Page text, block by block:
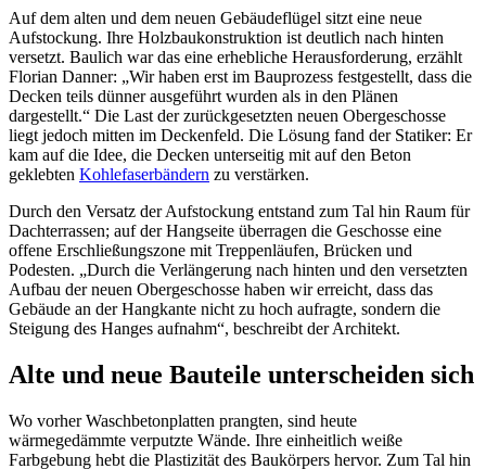
Auf dem alten und dem neuen Gebäudeflügel sitzt eine neue
Aufstockung. Ihre Holzbaukonstruktion ist deutlich nach hinten
versetzt. Baulich war das eine erhebliche Herausforderung, erzählt
Florian Danner: „Wir haben erst im Bauprozess festgestellt, dass die
Decken teils dünner ausgeführt wurden als in den Plänen
dargestellt.“ Die Last der zurückgesetzten neuen Obergeschosse
liegt jedoch mitten im Deckenfeld. Die Lösung fand der Statiker: Er
kam auf die Idee, die Decken unterseitig mit auf den Beton
geklebten Kohlefaserbändern zu verstärken.
Durch den Versatz der Aufstockung entstand zum Tal hin Raum für
Dachterrassen; auf der Hangseite überragen die Geschosse eine
offene Erschließungszone mit Treppenläufen, Brücken und
Podesten. „Durch die Verlängerung nach hinten und den versetzten
Aufbau der neuen Obergeschosse haben wir erreicht, dass das
Gebäude an der Hangkante nicht zu hoch aufragte, sondern die
Steigung des Hanges aufnahm“, beschreibt der Architekt.
Alte und neue Bauteile unterscheiden sich
Wo vorher Waschbetonplatten prangten, sind heute
wärmegedämmte verputzte Wände. Ihre einheitlich weiße
Farbgebung hebt die Plastizität des Baukörpers hervor. Zum Tal hin